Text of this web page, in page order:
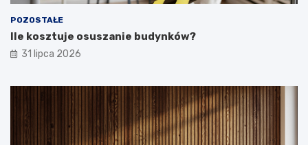
POZOSTAŁE
Ile kosztuje osuszanie budynków?
31 lipca 2026